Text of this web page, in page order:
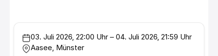
03. Juli 2026, 22:00 Uhr – 04. Juli 2026, 21:59 Uhr
Aasee, Münster